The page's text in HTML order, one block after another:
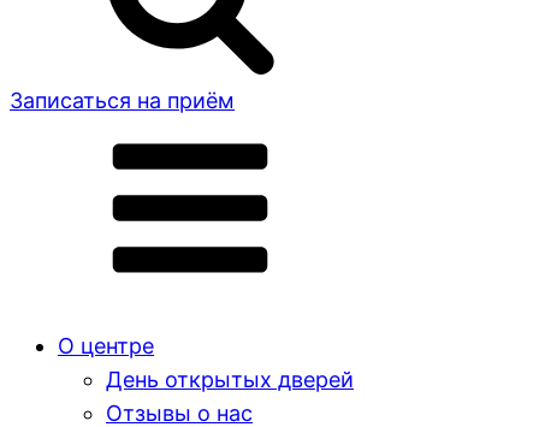
Записаться на приём
О центре
День открытых дверей
Отзывы о нас